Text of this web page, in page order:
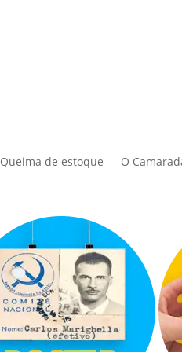
Queima de estoque O